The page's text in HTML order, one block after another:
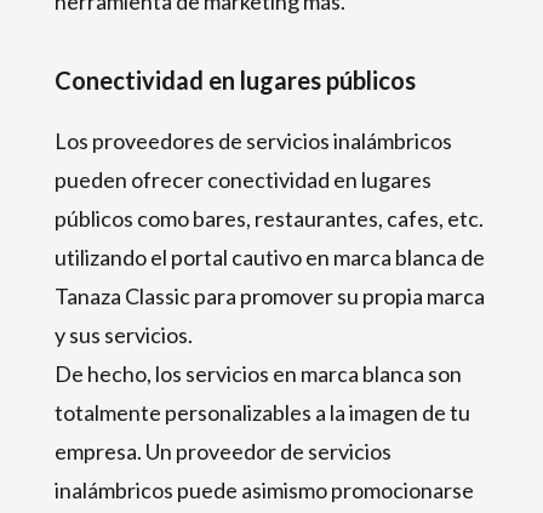
Conectividad en lugares públicos
Los proveedores de servicios inalámbricos
pueden ofrecer conectividad en lugares
públicos como bares, restaurantes, cafes, etc.
utilizando el portal cautivo en marca blanca de
Tanaza Classic para promover su propia marca
y sus servicios.
De hecho, los servicios en marca blanca son
totalmente personalizables a la imagen de tu
empresa. Un proveedor de servicios
inalámbricos puede asimismo promocionarse